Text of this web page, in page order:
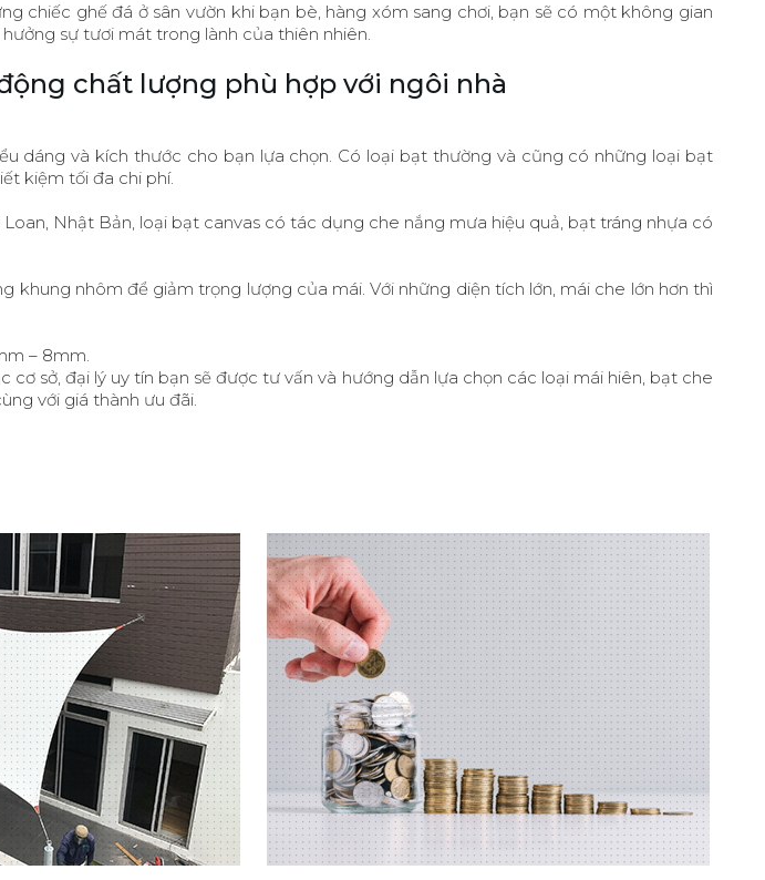
chiếc ghế đá ở sân vườn khi bạn bè, hàng xóm sang chơi, bạn sẽ có một không gian
sự tươi mát trong lành của thiên nhiên.
chất lượng phù hợp với ngôi nhà
dáng và kích thước cho bạn lựa chọn. Có loại bạt thường và cũng có những loại bạt
kiệm tối đa chi phí.
Nhật Bản, loại bạt canvas có tác dụng che nắng mưa hiệu quả, bạt tráng nhựa có
nhôm để giảm trọng lượng của mái. Với những diện tích lớn, mái che lớn hơn thì
– 8mm.
sở, đại lý uy tín bạn sẽ được tư vấn và hướng dẫn lựa chọn các loại mái hiên, bạt che
với giá thành ưu đãi.